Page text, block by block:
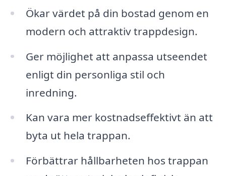
Ökar värdet på din bostad genom en
modern och attraktiv trappdesign.
Ger möjlighet att anpassa utseendet
enligt din personliga stil och
inredning.
Kan vara mer kostnadseffektivt än att
byta ut hela trappan.
Förbättrar hållbarheten hos trappan